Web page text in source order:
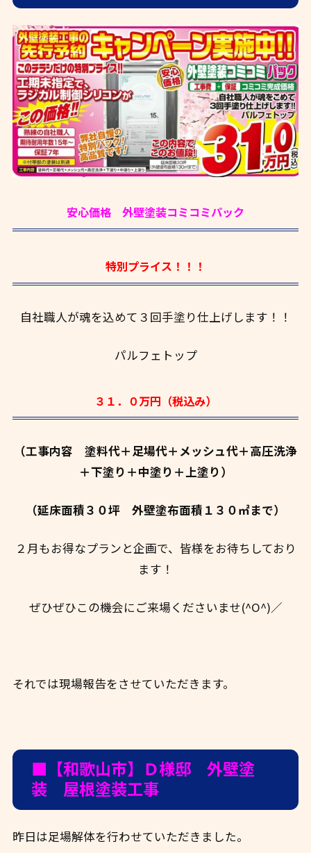
安心価格 外壁塗装コミコミパック
特別プライス！！！
自社職人が魂を込めて３回手塗り仕上げします！！
パルフェトップ
３１．０万円（税込み）
（工事内容 塗料代＋足場代＋メッシュ代＋高圧洗浄
＋下塗り＋中塗り＋上塗り）
（延床面積３０坪 外壁塗布面積１３０㎡まで）
２月もお得なプランと企画で、皆様をお待ちしており
ます！
ぜひぜひこの機会にご来場くださいませ(^O^)／
それでは現場報告をさせていただきます。
■【和歌山市】Ｄ様邸 外壁塗
装 屋根塗装工事
昨日は足場解体を行わせていただきました。